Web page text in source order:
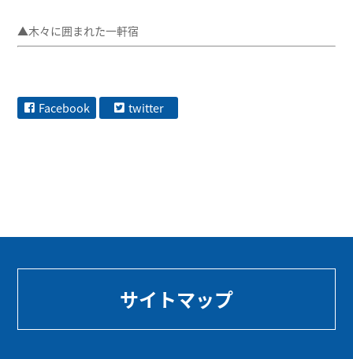
▲木々に囲まれた一軒宿
Facebook twitter
サイトマップ